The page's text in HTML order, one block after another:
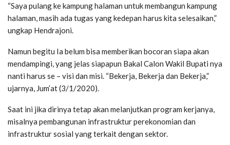
“Saya pulang ke kampung halaman untuk membangun kampung
halaman, masih ada tugas yang kedepan harus kita selesaikan,”
ungkap Hendrajoni.
Namun begitu Ia belum bisa memberikan bocoran siapa akan
mendampingi, yang jelas siapapun Bakal Calon Wakil Bupati nya
nanti harus se – visi dan misi. “Bekerja, Bekerja dan Bekerja,”
ujarnya, Jum’at (3/1/2020).
Saat ini jika dirinya tetap akan melanjutkan program kerjanya,
misalnya pembangunan infrastruktur perekonomian dan
infrastruktur sosial yang terkait dengan sektor.